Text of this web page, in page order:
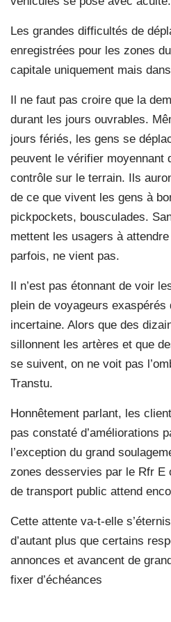
Les grandes difficultés de
enregistrées pour les zones
capitale uniquement mais
Il ne faut pas croire que la
durant les jours ouvrables.
jours fériés, les gens se
peuvent le vérifier moyennant
contrôle sur le terrain. Ils
de ce que vivent les gens à
pickpockets, bousculades.
mettent les usagers à
parfois, ne vient pas.
Il n’est pas étonnant de voir
plein de voyageurs exaspérés
incertaine. Alors que des
sillonnent les artères et que
se suivent, on ne voit pas
Transtu.
Honnêtement parlant, les
pas constaté d’améliorations
l’exception du grand
zones desservies par le Rfr E
de transport public attend
Cette attente va-t-elle
d’autant plus que certains
annonces et avancent de
fixer d’échéances